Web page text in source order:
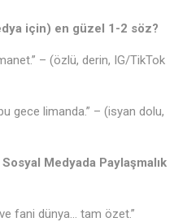
için) en güzel 1-2 söz?
– (özlü, derin, IG/TikTok
gece limanda.” – (isyan dolu,
Medyada Paylaşmalık
fani dünya… tam özet.”